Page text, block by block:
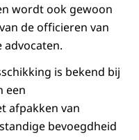
wordt ook gewoon
de officieren van
advocaten.
is bekend bij
een
afpakken van
bevoegdheid